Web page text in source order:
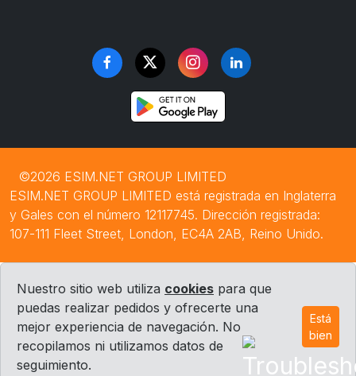
©2026 ESIM.NET GROUP LIMITED
ESIM.NET GROUP LIMITED está registrada en Inglaterra
y Gales con el número 12117745. Dirección registrada:
107-111 Fleet Street, London, EC4A 2AB, Reino Unido.
Nuestro sitio web utiliza cookies para que
puedas realizar pedidos y ofrecerte una
mejor experiencia de navegación. No
recopilamos ni utilizamos datos de
seguimiento.
Está
bien